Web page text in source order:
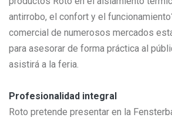
antirrobo, el confort y el
comercial de numerosos mercados
para asesorar de forma práctica al
asistirá a la feria.
Profesionalidad integral
Roto pretende presentar en la